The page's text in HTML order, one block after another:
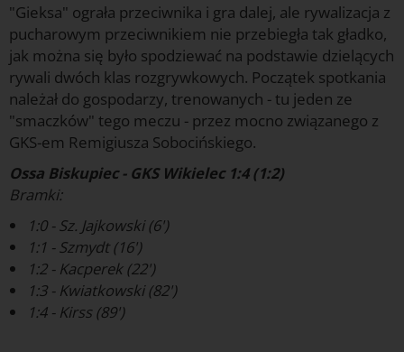
"Gieksa" ograła przeciwnika i gra dalej, ale rywalizacja z
pucharowym przeciwnikiem nie przebiegła tak gładko,
jak można się było spodziewać na podstawie dzielących
rywali dwóch klas rozgrywkowych. Początek spotkania
należał do gospodarzy, trenowanych - tu jeden ze
"smaczków" tego meczu - przez mocno związanego z
GKS-em Remigiusza Sobocińskiego.
Ossa Biskupiec - GKS Wikielec 1:4 (1:2)
Bramki:
1:0 - Sz. Jajkowski (6')
1:1 - Szmydt (16')
1:2 - Kacperek (22')
1:3 - Kwiatkowski (82')
1:4 - Kirss (89')